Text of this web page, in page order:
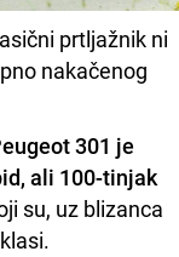
prtljažnik ni
nakačenog
301 je
ali 100-tinjak
su, uz blizanca